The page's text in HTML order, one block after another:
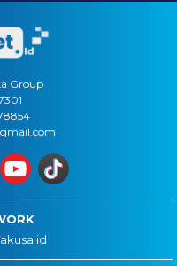
Group